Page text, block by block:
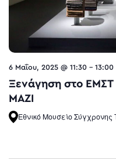
6 Μαΐου, 2025 @ 11:30 - 13:00
Ξενάγηση στο ΕΜΣΤ
ΜΑΖΙ
Εθνικό Μουσείο Σύγχρονης